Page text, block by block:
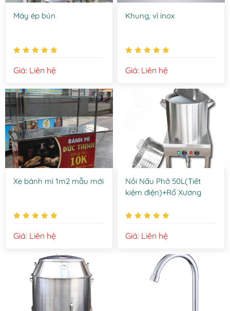
Máy ép bún
Giá: Liên hệ
Khung, vỉ inox
Giá: Liên hệ
Xe bánh mì 1m2 mẫu mới
Giá: Liên hệ
Nồi Nấu Phở 50L(Tiết
kiệm điện)+Rổ Xương
Giá: Liên hệ